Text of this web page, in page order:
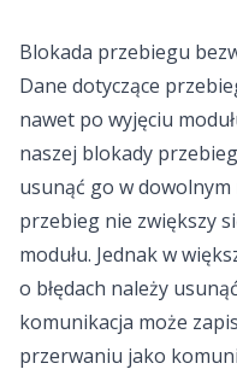
Blokada przebiegu
Dane dotyczące
nawet po wyjęciu
naszej blokady
usunąć go w
przebieg nie zwiększy
modułu. Jednak w
o błędach należy
komunikacja może
przerwaniu jako